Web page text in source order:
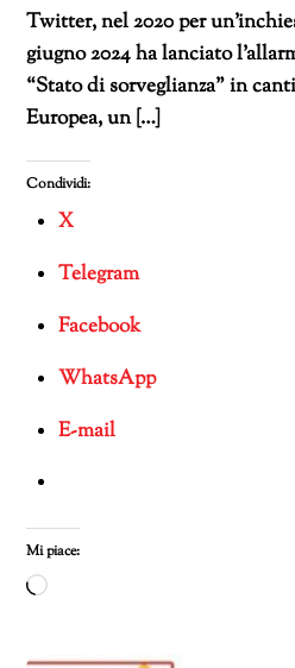
Twitter, nel 2020 per
giugno 2024 ha lanciato
“Stato di sorveglianza” in
Europea, un […]
Condividi:
X
Telegram
Facebook
WhatsApp
E-mail
Mi piace:
Caricamento
corso…